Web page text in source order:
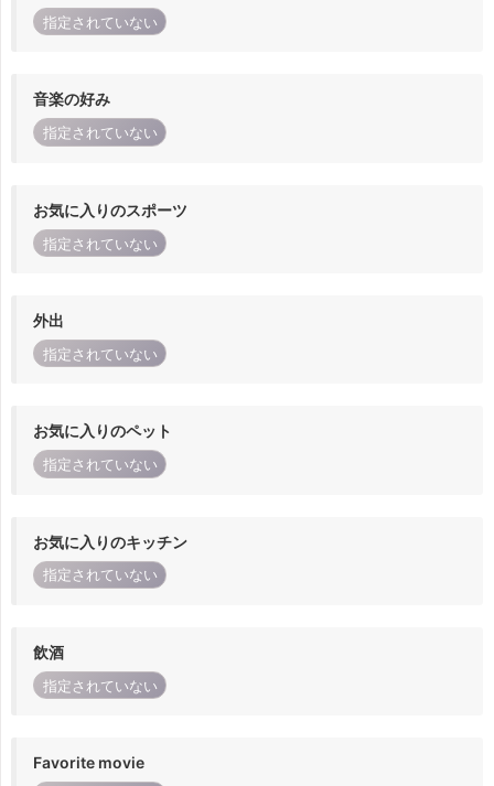
指定されていない
音楽の好み
指定されていない
お気に入りのスポーツ
指定されていない
外出
指定されていない
お気に入りのペット
指定されていない
お気に入りのキッチン
指定されていない
飲酒
指定されていない
Favorite movie